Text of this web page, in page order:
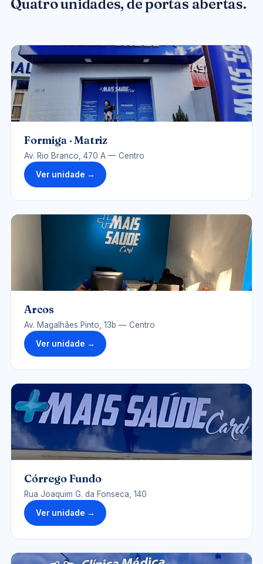
Quatro unidades, de portas abertas.
UNIDADE-FORMIGA.JPG
Formiga · Matriz
Av. Rio Branco, 470 A — Centro
Ver unidade →
UNIDADE-ARCOS.JPG
Arcos
Av. Magalhães Pinto, 13b — Centro
Ver unidade →
UNIDADE-CORREGO-FUNDO.JPG
Córrego Fundo
Rua Joaquim G. da Fonseca, 140
Ver unidade →